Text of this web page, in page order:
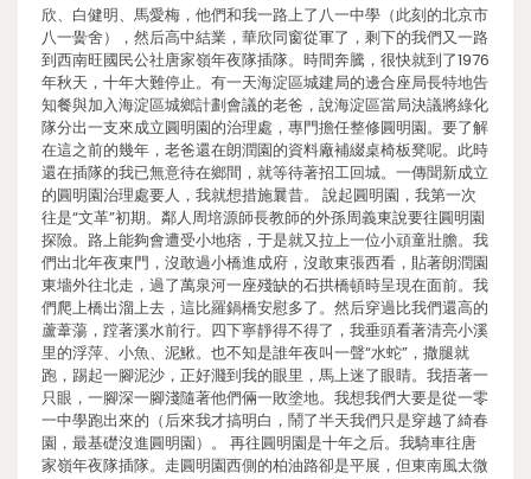
欣、白健明、馬愛梅，他們和我一路上了八一中學（此刻的北京市
八一黌舍），然后高中結業，華欣同窗從軍了，剩下的我們又一路
到西南旺國民公社唐家嶺年夜隊插隊。時間奔騰，很快就到了1976
年秋天，十年大難停止。有一天海淀區城建局的邊合座局長特地告
知餐與加入海淀區城鄉計劃會議的老爸，說海淀區當局決議將綠化
隊分出一支來成立圓明園的治理處，專門擔任整修圓明園。要了解
在這之前的幾年，老爸還在朗潤園的資料廠補綴桌椅板凳呢。此時
還在插隊的我已無意待在鄉間，就等待著招工回城。一傳聞新成立
的圓明園治理處要人，我就想措施曩昔。 說起圓明園，我第一次
往是“文革”初期。鄰人周培源師長教師的外孫周義東說要往圓明園
探險。路上能夠會遭受小地痞，于是就又拉上一位小頑童壯膽。我
們出北年夜東門，沒敢過小橋進成府，沒敢東張西看，貼著朗潤園
東墻外往北走，過了萬泉河一座殘缺的石拱橋頓時呈現在面前。我
們爬上橋出溜上去，這比羅鍋橋安慰多了。然后穿過比我們還高的
蘆葦蕩，蹚著溪水前行。四下寧靜得不得了，我垂頭看著清亮小溪
里的浮萍、小魚、泥鰍。也不知是誰年夜叫一聲“水蛇”，撒腿就
跑，踢起一腳泥沙，正好濺到我的眼里，馬上迷了眼睛。我捂著一
只眼，一腳深一腳淺隨著他們倆一敗塗地。我想我們大要是從一零
一中學跑出來的（后來我才搞明白，鬧了半天我們只是穿越了綺春
園，最基礎沒進圓明園）。 再往圓明園是十年之后。我騎車往唐
家嶺年夜隊插隊。走圓明園西側的柏油路卻是平展，但東南風太微